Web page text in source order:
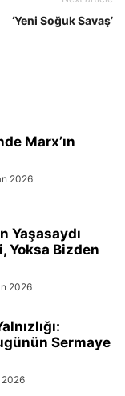
‘Yeni Soğuk Savaş’
Marx’ın
2026
Yaşasaydı
Yoksa Bizden
2026
Sermaye
2026